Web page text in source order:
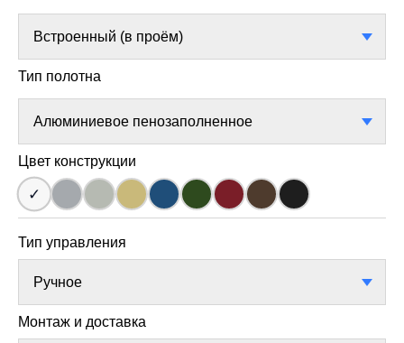
Тип полотна
Цвет конструкции
Тип управления
Монтаж и доставка